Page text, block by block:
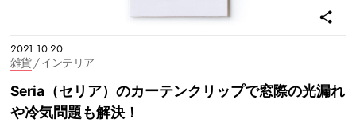
2021.10.20
雑貨/ インテリア
Seria（セリア）のカーテンクリップで窓際の光漏れ
や冷気問題も解決！